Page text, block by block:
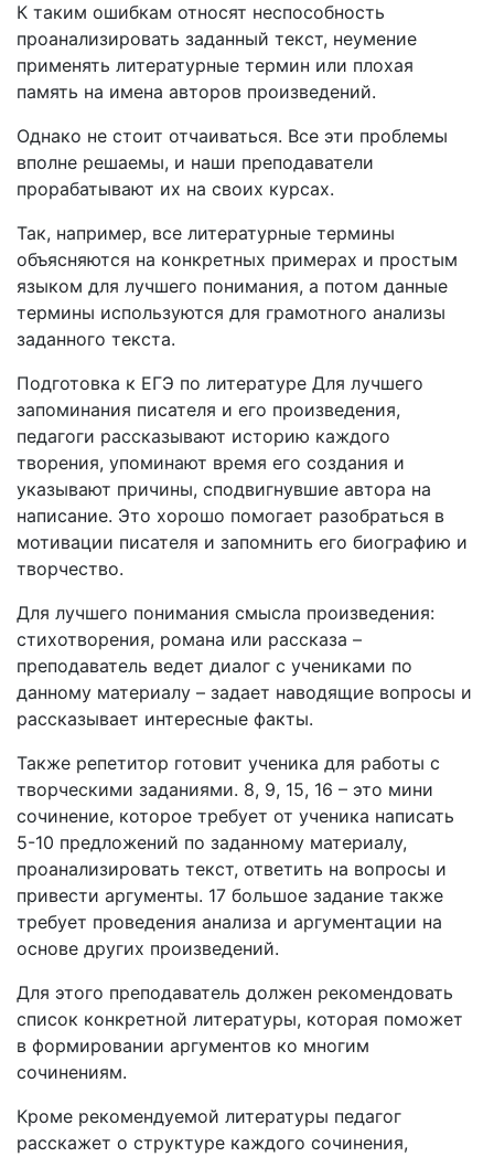
К таким ошибкам относят неспособность
проанализировать заданный текст, неумение
применять литературные термин или плохая
память на имена авторов произведений.
Однако не стоит отчаиваться. Все эти проблемы
вполне решаемы, и наши преподаватели
прорабатывают их на своих курсах.
Так, например, все литературные термины
объясняются на конкретных примерах и простым
языком для лучшего понимания, а потом данные
термины используются для грамотного анализы
заданного текста.
Подготовка к ЕГЭ по литературе Для лучшего
запоминания писателя и его произведения,
педагоги рассказывают историю каждого
творения, упоминают время его создания и
указывают причины, сподвигнувшие автора на
написание. Это хорошо помогает разобраться в
мотивации писателя и запомнить его биографию и
творчество.
Для лучшего понимания смысла произведения:
стихотворения, романа или рассказа –
преподаватель ведет диалог с учениками по
данному материалу – задает наводящие вопросы и
рассказывает интересные факты.
Также репетитор готовит ученика для работы с
творческими заданиями. 8, 9, 15, 16 – это мини
сочинение, которое требует от ученика написать
5-10 предложений по заданному материалу,
проанализировать текст, ответить на вопросы и
привести аргументы. 17 большое задание также
требует проведения анализа и аргументации на
основе других произведений.
Для этого преподаватель должен рекомендовать
список конкретной литературы, которая поможет
в формировании аргументов ко многим
сочинениям.
Кроме рекомендуемой литературы педагог
расскажет о структуре каждого сочинения,